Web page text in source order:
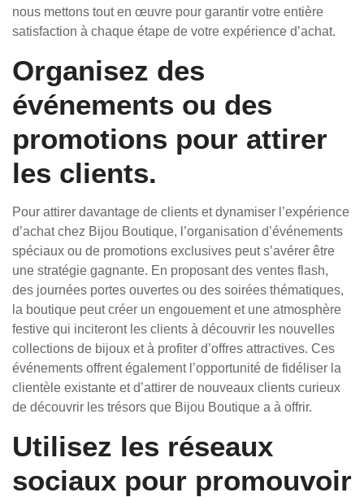
nous mettons tout en œuvre pour garantir votre entière
satisfaction à chaque étape de votre expérience d’achat.
Organisez des
événements ou des
promotions pour attirer
les clients.
Pour attirer davantage de clients et dynamiser l’expérience
d’achat chez Bijou Boutique, l’organisation d’événements
spéciaux ou de promotions exclusives peut s’avérer être
une stratégie gagnante. En proposant des ventes flash,
des journées portes ouvertes ou des soirées thématiques,
la boutique peut créer un engouement et une atmosphère
festive qui inciteront les clients à découvrir les nouvelles
collections de bijoux et à profiter d’offres attractives. Ces
événements offrent également l’opportunité de fidéliser la
clientèle existante et d’attirer de nouveaux clients curieux
de découvrir les trésors que Bijou Boutique a à offrir.
Utilisez les réseaux
sociaux pour promouvoir